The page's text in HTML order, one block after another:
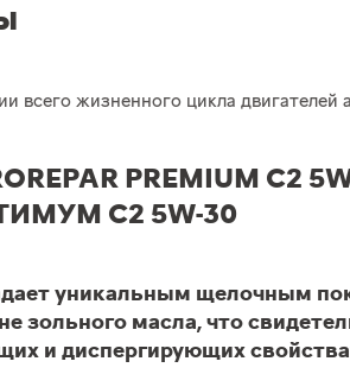
жизненного цикла двигателей
PREMIUM C2
C2 5W-30
уникальным щелочным
зольного масла, что
и диспергирующих